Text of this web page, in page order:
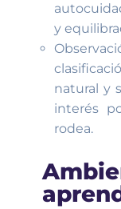
y
natural y
interés
rodea.